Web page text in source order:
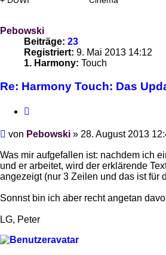
Pebowski
Beiträge: 23
Registriert: 9. Mai 2013 14:12
1. Harmony: Touch
Re: Harmony Touch: Das
Beitrag
von Pebowski » 28. August 2013
Was mir aufgefallen ist: nachdem ich
und er arbeitet, wird der erklärende
angezeigt (nur 3 Zeilen und das ist für
Sonnst bin ich aber recht angetan
LG, Peter